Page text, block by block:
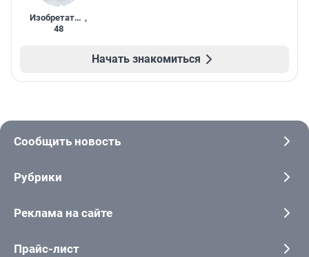
Изобретатель ,
48
Начать знакомиться
Сообщить новость
Рубрики
Реклама на сайте
Прайс-лист